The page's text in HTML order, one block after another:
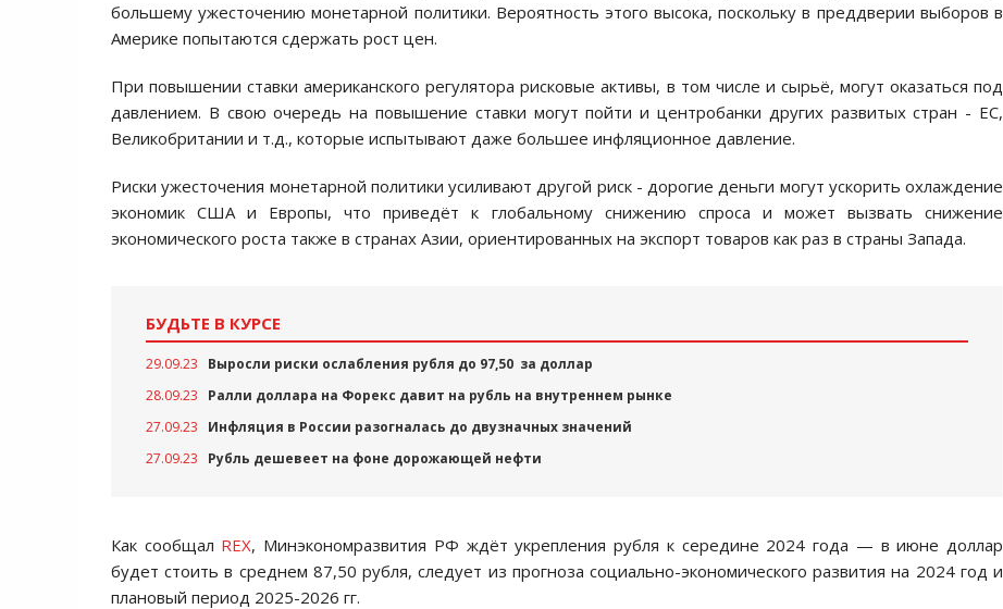
большему ужесточению монетарной политики. Вероятность этого высока, поскольку в преддверии выборов в
Америке попытаются сдержать рост цен.
При повышении ставки американского регулятора рисковые активы, в том числе и сырьё, могут оказаться под
давлением. В свою очередь на повышение ставки могут пойти и центробанки других развитых стран - ЕС,
Великобритании и т.д., которые испытывают даже большее инфляционное давление.
Риски ужесточения монетарной политики усиливают другой риск - дорогие деньги могут ускорить охлаждение
экономик США и Европы, что приведёт к глобальному снижению спроса и может вызвать снижение
экономического роста также в странах Азии, ориентированных на экспорт товаров как раз в страны Запада.
БУДЬТЕ В КУРСЕ
29.09.23
Выросли риски ослабления рубля до 97,50 за доллар
28.09.23
Ралли доллара на Форекс давит на рубль на внутреннем рынке
27.09.23
Инфляция в России разогналась до двузначных значений
27.09.23
Рубль дешевеет на фоне дорожающей нефти
Как сообщал REX, Минэкономразвития РФ ждёт укрепления рубля к середине 2024 года — в июне доллар
будет стоить в среднем 87,50 рубля, следует из прогноза социально-экономического развития на 2024 год и
плановый период 2025-2026 гг.